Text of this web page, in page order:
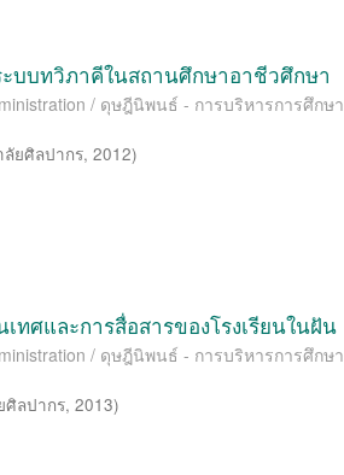
บบทวิภาคีในสถานศึกษาอาชีวศึกษา
/ ดุษฎีนิพนธ์ - การบริหารการศึกษา
ยศิลปากร,2012)
ทศและการสื่อสารของโรงเรียนในฝัน
/ ดุษฎีนิพนธ์ - การบริหารการศึกษา
ศิลปากร,2013)